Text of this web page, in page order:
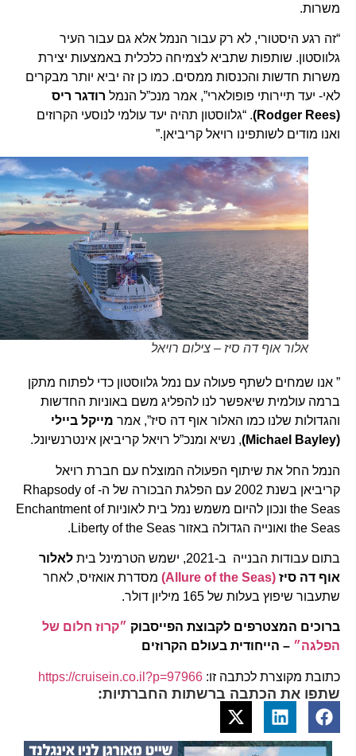
משרות.
“זה רגע היסטורי, לא רק עבור הנמל אלא גם עבור העיר
גלווסטון. שותפות שתביא לצמיחה כלכלית באמצעות יצירת
משרות חדשות והכנסות ממסים. כמו כן זה יביא יותר מבקרים
לאי- יעד תיירותי פופולארי”, אמר מנכ”ל הנמלרודגר ריס
. “גלווסטון תהיה יעד עולמי לנוסעי הקרוזים
ואנו מודים לשותפינו רויאל קריביאן.”
אלור אוף דה סיז – צילום רויאל
” אנו שמחים לשתף פעולה עם נמל גלווסטון כדי לפתוח מתקן
ברמה עולמית שיאפשר לנו להפליג משם באוניות החדשות
והגדולות שלנו כמו האלור אוף דה סיז”, אמרמייקל ביילי
, נשיא ומנכ”ל רויאל קריביאן אינטרנשיונל.
הנמל החל את שיתוף הפעולה המוצלח עם חברת רויאל
קריביאן בשנת 2002 עם הפלגת הבכורה של ה- Rhapsody of
the Seas ונכון להיום משמש נמל בית לאוניות Enchantment of
the Seas ואונייה הגדולה באזור Liberty of the Seas.
בתום עבודות הבנייה ב-2021, ישמש הטרמינל בית
לאלור
אוף דה סיז(Allure of the Seas)
מסדרת אואזיס, לאחר
שתעבור שיפוץ בעלות של 165 מיליון דולר.
ברוכים המצטרפים לקבוצת הפייסבוק״קרוז חלום של
הפלגה״– הייחודית בעולם הקרוזים
כתובת מקוצרת לכתבה זו: https://cruisein.co.il?p=97966
שתפו את הכתבה ברשתות החברתיות: